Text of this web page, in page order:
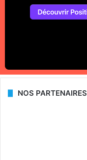
NOS PARTENAIRES